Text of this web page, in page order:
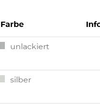
Farbe
unlackiert
silber